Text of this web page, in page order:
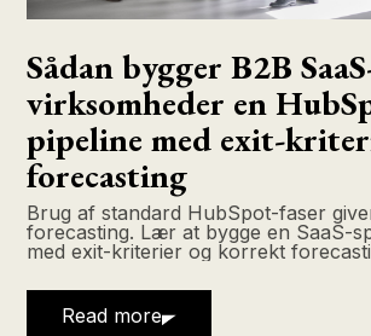
Sådan bygger B2B
virksomheder en
pipeline med exit-
forecasting
Brug af standard HubSpot-faser
forecasting. Lær at bygge en SaaS-
med exit-kriterier og korrekt
Read more